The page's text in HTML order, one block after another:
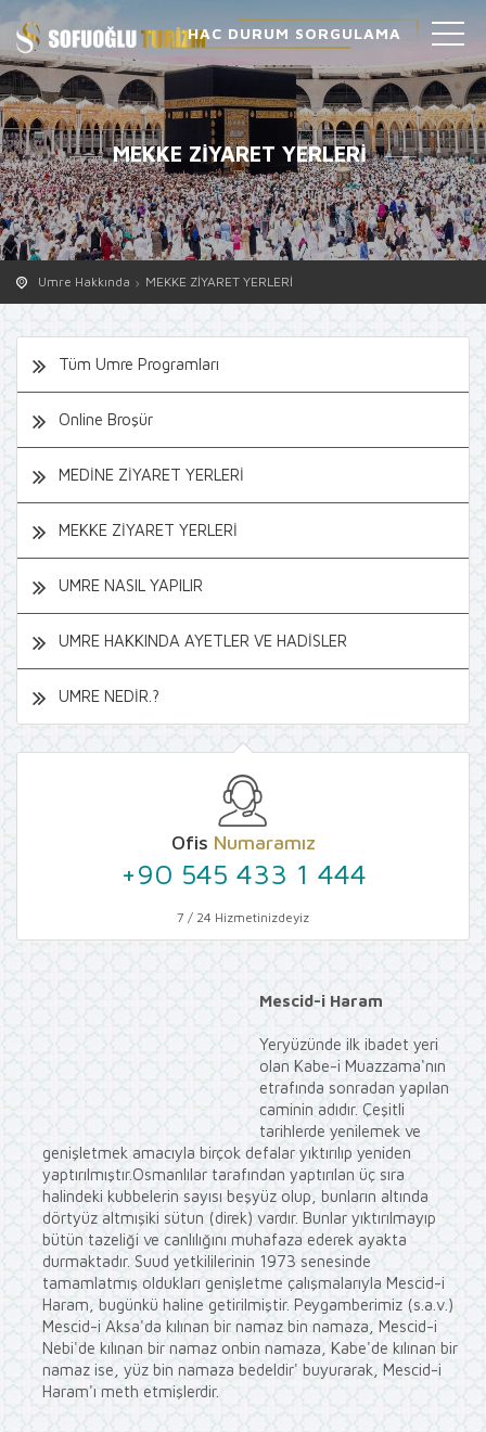
HAC DURUM SORGULAMA
MEKKE ZİYARET YERLERİ
Umre Hakkında MEKKE ZİYARET YERLERİ
Tüm Umre Programları
Online Broşür
MEDİNE ZİYARET YERLERİ
MEKKE ZİYARET YERLERİ
UMRE NASIL YAPILIR
UMRE HAKKINDA AYETLER VE HADİSLER
UMRE NEDİR.?
Ofis Numaramız
+90 545 433 1 444
7 / 24 Hizmetinizdeyiz
Mescid-i Haram
Yeryüzünde ilk ibadet yeri
olan Kabe-i Muazzama'nın
etrafında sonradan yapılan
caminin adıdır. Çeşitli
tarihlerde yenilemek ve
genişletmek amacıyla birçok defalar yıktırılıp yeniden
yaptırılmıştır.Osmanlılar tarafından yaptırılan üç sıra
halindeki kubbelerin sayısı beşyüz olup, bunların altında
dörtyüz altmışiki sütun (direk) vardır. Bunlar yıktırılmayıp
bütün tazeliği ve canlılığını muhafaza ederek ayakta
durmaktadır. Suud yetkililerinin 1973 senesinde
tamamlatmış oldukları genişletme çalışmalarıyla Mescid-i
Haram, bugünkü haline getirilmiştir. Peygamberimiz (s.a.v.)
Mescid-i Aksa'da kılınan bir namaz bin namaza, Mescid-i
Nebi'de kılınan bir namaz onbin namaza, Kabe'de kılınan bir
namaz ise, yüz bin namaza bedeldir' buyurarak, Mescid-i
Haram'ı meth etmişlerdir.